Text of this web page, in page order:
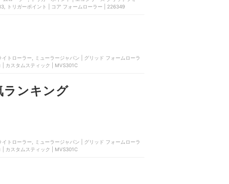
トリガーポイント | コア フォームローラー | 226349
トローラー, ミューラージャパン | グリッド フォームローラ
| カスタムスティック | MVS301C
ランキング
トローラー, ミューラージャパン | グリッド フォームローラ
| カスタムスティック | MVS301C